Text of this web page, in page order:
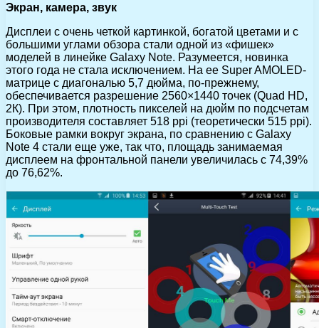
Экран, камера, звук
Дисплеи с очень четкой картинкой, богатой цветами и с
большими углами обзора стали одной из «фишек»
моделей в линейке Galaxy Note. Разумеется, новинка
этого года не стала исключением. На ее Super AMOLED-
матрице с диагональю 5,7 дюйма, по-прежнему,
обеспечивается разрешение 2560×1440 точек (Quad HD,
2К). При этом, плотность пикселей на дюйм по подсчетам
производителя составляет 518 ppi (теоретически 515 ppi).
Боковые рамки вокруг экрана, по сравнению с Galaxy
Note 4 стали еще уже, так что, площадь занимаемая
дисплеем на фронтальной панели увеличилась с 74,39%
до 76,62%.